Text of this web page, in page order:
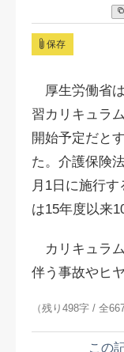
保存
厚生労働省
習カリキュラ
開始予定だと
た。介護保険
月1日に施行
は15年度以来
カリキュラ
伴う事故やヒ
（残り498字 / 全667
この